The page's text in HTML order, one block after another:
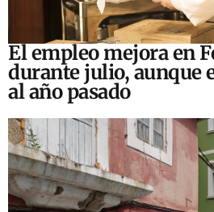
El empleo mejora en
durante julio, aunque
al año pasado